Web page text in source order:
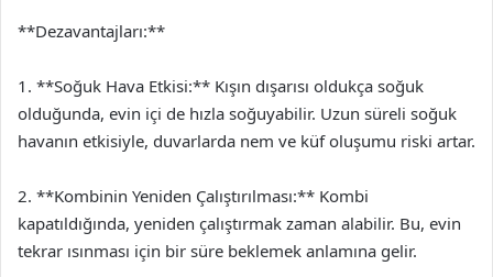
**Dezavantajları:**
1. **Soğuk Hava Etkisi:** Kışın dışarısı oldukça soğuk
olduğunda, evin içi de hızla soğuyabilir. Uzun süreli soğuk
havanın etkisiyle, duvarlarda nem ve küf oluşumu riski artar.
2. **Kombinin Yeniden Çalıştırılması:** Kombi
kapatıldığında, yeniden çalıştırmak zaman alabilir. Bu, evin
tekrar ısınması için bir süre beklemek anlamına gelir.